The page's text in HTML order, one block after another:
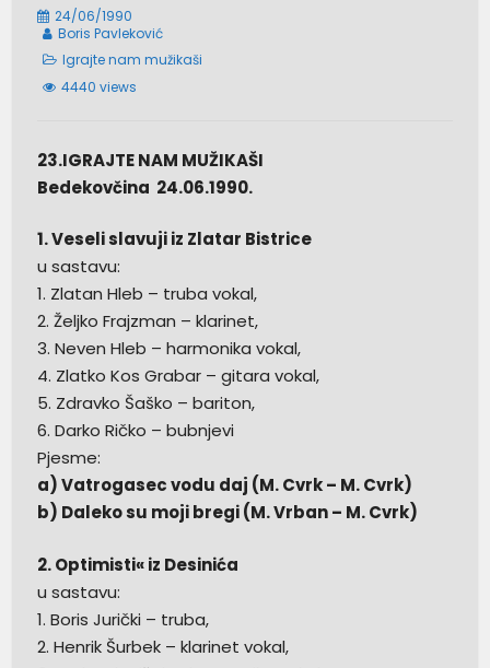
24/06/1990
Boris Pavleković
Igrajte nam mužikaši
4440 views
23.IGRAJTE NAM MUŽIKAŠI
Bedekovčina 24.06.1990.
1. Veseli slavuji iz Zlatar Bistrice
u sastavu:
1. Zlatan Hleb – truba vokal,
2. Željko Frajzman – klarinet,
3. Neven Hleb – harmonika vokal,
4. Zlatko Kos Grabar – gitara vokal,
5. Zdravko Šaško – bariton,
6. Darko Ričko – bubnjevi
Pjesme:
a) Vatrogasec vodu daj (M. Cvrk – M. Cvrk)
b) Daleko su moji bregi (M. Vrban – M. Cvrk)
2. Optimisti« iz Desinića
u sastavu:
1. Boris Jurički – truba,
2. Henrik Šurbek – klarinet vokal,